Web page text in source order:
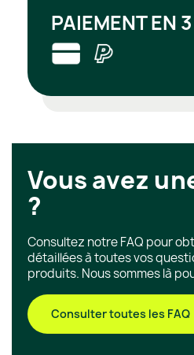
PAIEMENT EN
Vous avez
?
Consultez notre FAQ pour
détaillées à toutes vos
produits. Nous sommes là
Consulter toutes les FAQ